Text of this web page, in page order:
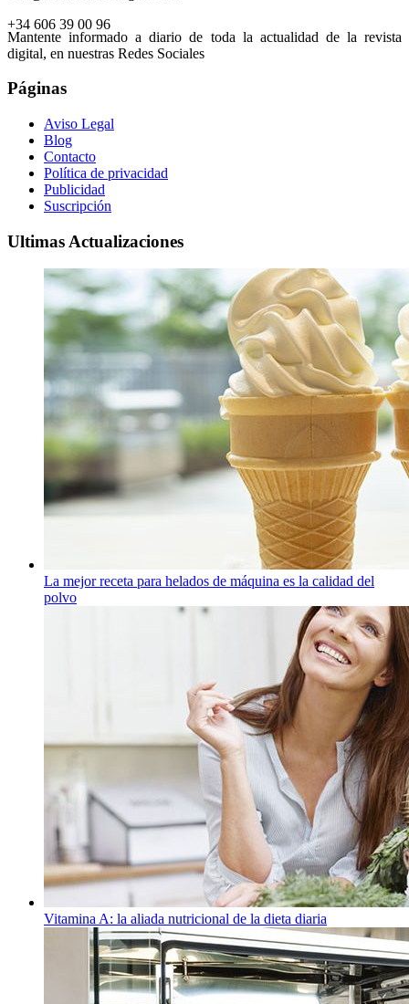
+34 606 39 00 96
Mantente informado a diario de toda la actualidad de la revista
digital, en nuestras Redes Sociales
Páginas
Aviso Legal
Blog
Contacto
Política de privacidad
Publicidad
Suscripción
Ultimas Actualizaciones
La mejor receta para helados de máquina es la calidad del
polvo
Vitamina A: la aliada nutricional de la dieta diaria